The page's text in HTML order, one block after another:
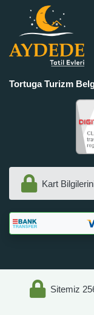
Tortuga Turizm
Kart
Sitemiz